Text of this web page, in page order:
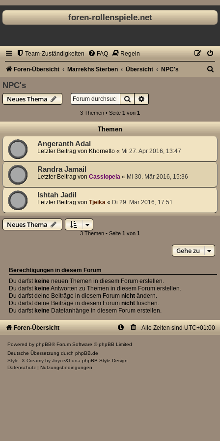
foren-rollenspiele.net
Team-Zuständigkeiten FAQ Regeln
Foren-Übersicht Marrekhs Sterben Übersicht NPC's
e
NPC's
Neues Thema
SucheErweiterte Suche
3 Themen • Seite 1 von 1
Themen
Angeranth Adal
Letzter Beitrag von Khornetto « Mi 27. Apr 2016, 13:47
Randra Jamail
Letzter Beitrag von Cassiopeia « Mi 30. Mär 2016, 15:36
Ishtah Jadil
Letzter Beitrag von Tjeika « Di 29. Mär 2016, 17:51
Neues Thema
3 Themen • Seite 1 von 1
Gehe zu
Berechtigungen in diesem Forum
Du darfst keine neuen Themen in diesem Forum erstellen.
Du darfst keineAntworten zu Themen in diesem Forum erstellen.
Du darfst deine Beiträge in diesem Forum nicht ändern.
Du darfst deine Beiträge in diesem Forum nicht löschen.
Du darfst keine Dateianhänge in diesem Forum erstellen.
Foren-Übersicht Alle Zeiten sind UTC+01:00
Powered by phpBB® Forum Software © phpBB Limited
Deutsche Übersetzung durch phpBB.de
Style: X-Creamy by Joyce&Luna phpBB-Style-Design
Datenschutz | Nutzungsbedingungen